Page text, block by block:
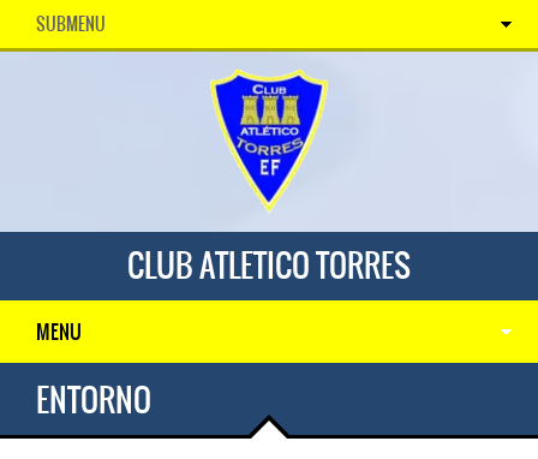
SUBMENU
CLUB ATLETICO TORRES
MENU
ENTORNO